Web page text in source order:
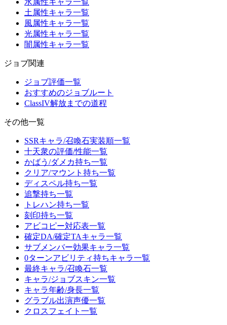
水属性キャラ一覧
土属性キャラ一覧
風属性キャラ一覧
光属性キャラ一覧
闇属性キャラ一覧
ジョブ関連
ジョブ評価一覧
おすすめのジョブルート
ClassIV解放までの道程
その他一覧
SSRキャラ/召喚石実装順一覧
十天衆の評価/性能一覧
かばう/ダメカ持ち一覧
クリア/マウント持ち一覧
ディスペル持ち一覧
追撃持ち一覧
トレハン持ち一覧
刻印持ち一覧
アビコピー対応表一覧
確定DA/確定TAキャラ一覧
サブメンバー効果キャラ一覧
0ターンアビリティ持ちキャラ一覧
最終キャラ/召喚石一覧
キャラ/ジョブスキン一覧
キャラ年齢/身長一覧
グラブル出演声優一覧
クロスフェイト一覧